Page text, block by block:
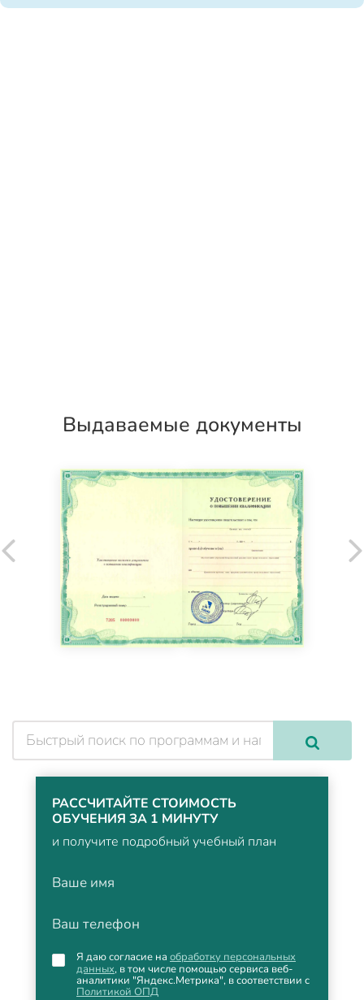
Выдаваемые документы
РАССЧИТАЙТЕ СТОИМОСТЬ
ОБУЧЕНИЯ ЗА 1 МИНУТУ
и получите подробный учебный план
Ваше имя
Ваш телефон
Я даю согласие на обработку персональных
данных, в том числе помощью сервиса веб-
аналитики "Яндекс.Метрика", в соответствии с
Политикой ОПД